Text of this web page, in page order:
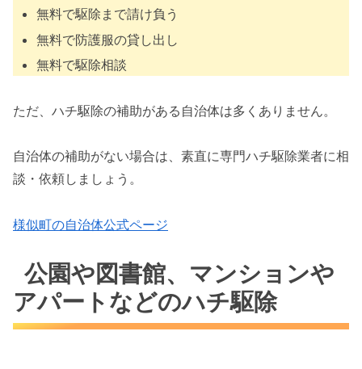
無料で駆除まで請け負う
無料で防護服の貸し出し
無料で駆除相談
ただ、ハチ駆除の補助がある自治体は多くありません。
自治体の補助がない場合は、素直に専門ハチ駆除業者に相
談・依頼しましょう。
様似町の自治体公式ページ
公園や図書館、マンションや
アパートなどのハチ駆除